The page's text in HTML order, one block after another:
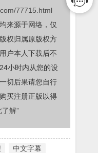
77715.html
来源于网络，仅
权归属原版权方
户本人下载后不
小时内从您的设
切后果请您自行
买注册正版以得
解”
中文字幕